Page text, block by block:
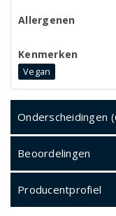
Allergenen
Kenmerken
Vegan
Onderscheidingen
Beoordelingen
Producentprofiel